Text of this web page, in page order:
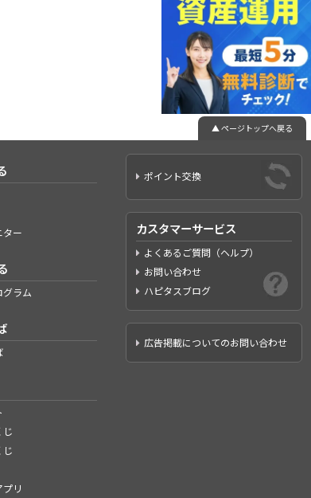
▲ ページトップへ戻る
ター
グラム
じ
じ
リ
ポイント交換
カスタマーサービス
よくあるご質問（ヘルプ）
お問い合わせ
ハピタスブログ
広告掲載についてのお問い合わせ